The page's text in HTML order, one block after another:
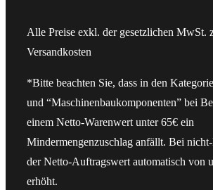
Alle Preise exkl. der gesetzlichen MwSt.
Versandkosten
*Bitte beachten Sie, dass in den
und “Maschinenbaukomponenten” bei
einem Netto-Warenwert unter 65€ ein
Mindermengenzuschlag anfällt. Bei
der Netto-Auftragswert automatisch von
erhöht.